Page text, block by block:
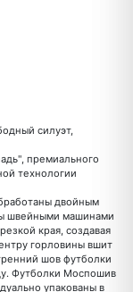
силуэт,
премиального
технологии
двойным
швейными машинами
края, создавая
горловины вшит
шов футболки
Футболки Моспошив
упакованы в